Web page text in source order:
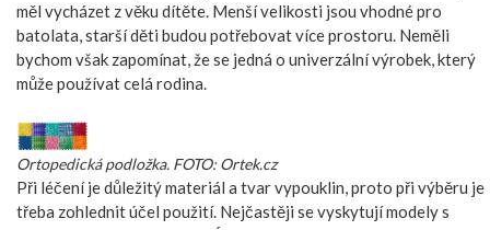
měl vycházet z věku dítěte. Menší velikosti jsou vhodné pro
batolata, starší děti budou potřebovat více prostoru. Neměli
bychom však zapomínat, že se jedná o univerzální výrobek, který
může používat celá rodina.
Ortopedická podložka. FOTO: Ortek.cz
Při léčení je důležitý materiál a tvar vypouklin, proto při výběru je
třeba zohlednit účel použití. Nejčastěji se vyskytují modely s